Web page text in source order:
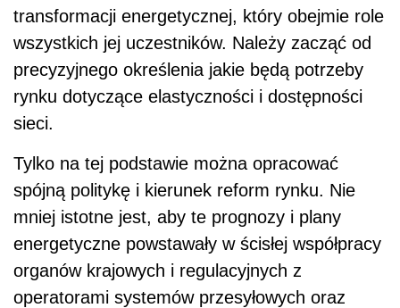
transformacji energetycznej, który obejmie role
wszystkich jej uczestników. Należy zacząć od
precyzyjnego określenia jakie będą potrzeby
rynku dotyczące elastyczności i dostępności
sieci.
Tylko na tej podstawie można opracować
spójną politykę i kierunek reform rynku. Nie
mniej istotne jest, aby te prognozy i plany
energetyczne powstawały w ścisłej współpracy
organów krajowych i regulacyjnych z
operatorami systemów przesyłowych oraz